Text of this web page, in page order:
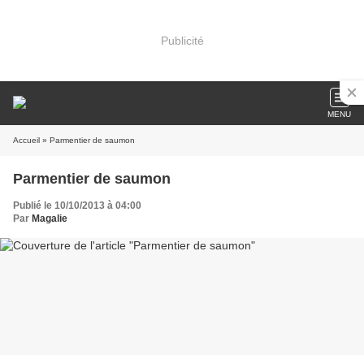
Publicité
MENU
Accueil » Parmentier de saumon
Parmentier de saumon
Publié le 10/10/2013 à 04:00
Par Magalie